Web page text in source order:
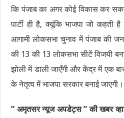
कि पंजाब का अगर कोई विकास कर
पार्टी ही है, क्यूंकि भाजपा जो कहती
आगामी लोकसभा चुनाव में पंजाब की
की 13 की 13 लोकसभा सीटें विजयी
झोली में डाली जाएँगी और केंद्र में एक
के नेतृत्व में भाजपा सरकार बनाई जाएगी।
” अमृतसर न्यूज अपडेट्स ” की खबर